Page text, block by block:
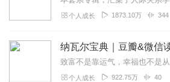
个人成长 1873.10万 344
个人成长 922.75万 40